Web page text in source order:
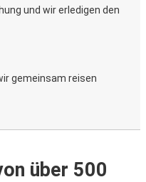
und wir erledigen den
gemeinsam reisen
über 500